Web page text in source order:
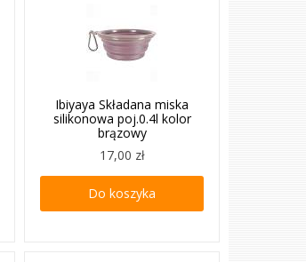
Ibiyaya Składana miska
silikonowa poj.0.4l kolor
brązowy
17,00 zł
Do koszyka